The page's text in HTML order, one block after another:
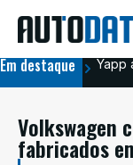
Em destaque Yapp
Volkswagen
fabricados